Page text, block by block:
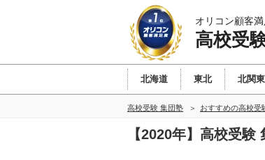
オリコン顧客
高校受
北海道 東北 北関東
高校受験 集団塾 おすすめの高校受
【2020年】高校受